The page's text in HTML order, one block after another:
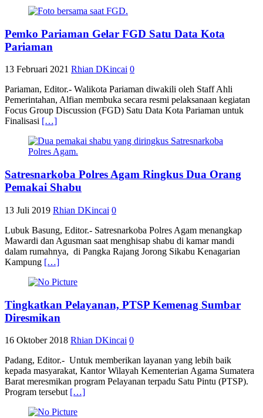
Pemko Pariaman Gelar FGD Satu Data Kota
Pariaman
13 Februari 2021 Rhian DKincai 0
Pariaman, Editor.- Walikota Pariaman diwakili oleh Staff Ahli
Pemerintahan, Alfian membuka secara resmi pelaksanaan kegiatan
Focus Group Discussion (FGD) Satu Data Kota Pariaman untuk
Finalisasi […]
Satresnarkoba Polres Agam Ringkus Dua Orang
Pemakai Shabu
13 Juli 2019 Rhian DKincai 0
Lubuk Basung, Editor.- Satresnarkoba Polres Agam menangkap
Mawardi dan Agusman saat menghisap shabu di kamar mandi
dalam rumahnya, di Pangka Rajang Jorong Sikabu Kenagarian
Kampung […]
Tingkatkan Pelayanan, PTSP Kemenag Sumbar
Diresmikan
16 Oktober 2018 Rhian DKincai 0
Padang, Editor.- Untuk memberikan layanan yang lebih baik
kepada masyarakat, Kantor Wilayah Kementerian Agama Sumatera
Barat meresmikan program Pelayanan terpadu Satu Pintu (PTSP).
Program tersebut […]